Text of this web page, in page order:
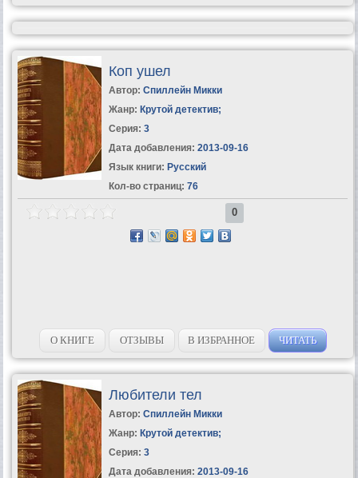
Коп ушел
Автор: Спиллейн Микки
Жанр: Крутой детектив;
Серия: 3
Дата добавления: 2013-09-16
Язык книги: Русский
Кол-во страниц: 76
0
О КНИГЕ ОТЗЫВЫ В ИЗБРАННОЕ ЧИТАТЬ
Любители тел
Автор: Спиллейн Микки
Жанр: Крутой детектив;
Серия: 3
Дата добавления: 2013-09-16